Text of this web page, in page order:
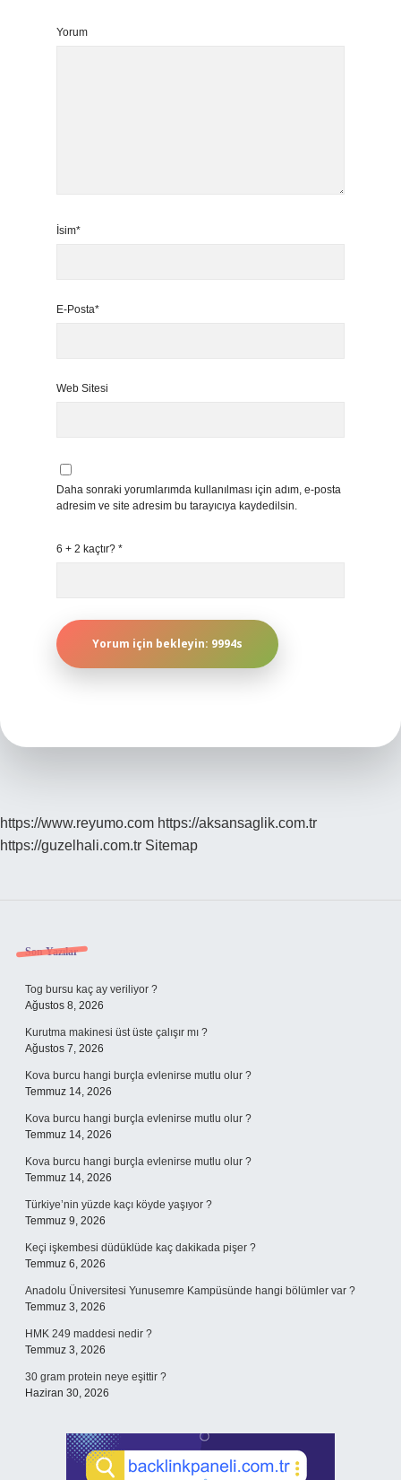
Yorum
İsim*
E-Posta*
Web Sitesi
Daha sonraki yorumlarımda kullanılması için adım, e-posta
adresim ve site adresim bu tarayıcıya kaydedilsin.
6 + 2 kaçtır? *
https://www.reyumo.com https://aksansaglik.com.tr
https://guzelhali.com.tr Sitemap
Sidebar
Son Yazılar
Tog bursu kaç ay veriliyor ?
Ağustos 8, 2026
Kurutma makinesi üst üste çalışır mı ?
Ağustos 7, 2026
Kova burcu hangi burçla evlenirse mutlu olur ?
Temmuz 14, 2026
Kova burcu hangi burçla evlenirse mutlu olur ?
Temmuz 14, 2026
Kova burcu hangi burçla evlenirse mutlu olur ?
Temmuz 14, 2026
Türkiye’nin yüzde kaçı köyde yaşıyor ?
Temmuz 9, 2026
Keçi işkembesi düdüklüde kaç dakikada pişer ?
Temmuz 6, 2026
Anadolu Üniversitesi Yunusemre Kampüsünde hangi bölümler var ?
Temmuz 3, 2026
HMK 249 maddesi nedir ?
Temmuz 3, 2026
30 gram protein neye eşittir ?
Haziran 30, 2026